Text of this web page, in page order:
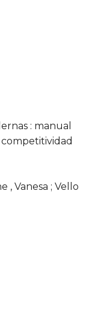
: manual
competitividad
, Vanesa ; Vello